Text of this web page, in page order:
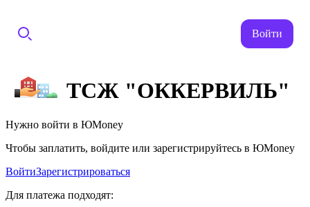
Войти
ТСЖ "ОККЕРВИЛЬ"
Нужно войти в ЮMoney
Чтобы заплатить, войдите или зарегистрируйтесь в ЮMoney
ВойтиЗарегистрироваться
Для платежа подходят: